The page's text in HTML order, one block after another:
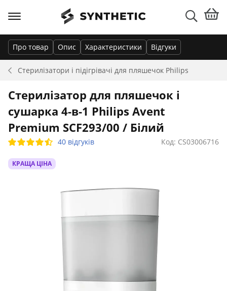
Стерилізатори і підігрівачі для пляшечок Philips
Про товар Опис Характеристики Відгуки
Стерилізатор для пляшечок і
сушарка 4-в-1 Philips Avent
Premium SCF293/00 / Білий
40 відгуків Код: CS03006716
КРАЩА ЦІНА